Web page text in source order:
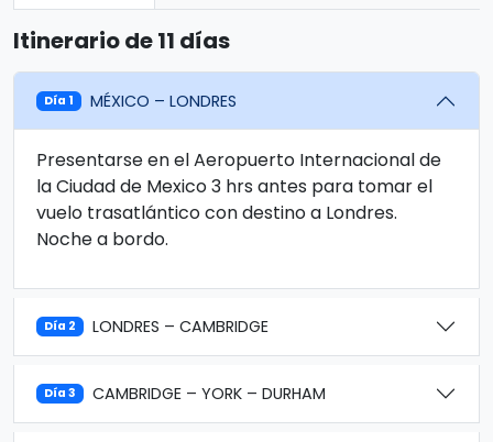
Itinerario de 11 días
Día 1 MÉXICO – LONDRES
Presentarse en el Aeropuerto Internacional de
la Ciudad de Mexico 3 hrs antes para tomar el
vuelo trasatlántico con destino a Londres.
Noche a bordo.
Día 2 LONDRES – CAMBRIDGE
Día 3 CAMBRIDGE – YORK – DURHAM